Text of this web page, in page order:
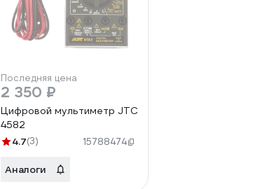
Последняя цена
2 350 ₽
Цифровой мультиметр JTC
4582
4.7(3) 15788474
Аналоги